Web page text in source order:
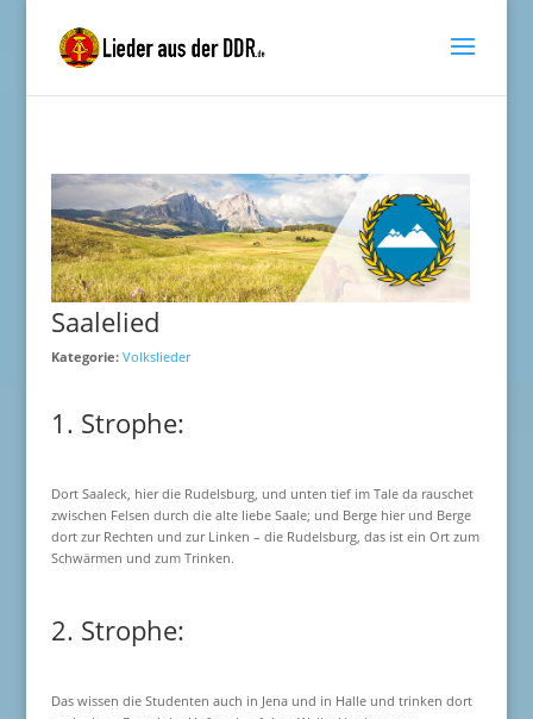
Saalelied
Kategorie: Volkslieder
1. Strophe:
Dort Saaleck, hier die Rudelsburg, und unten tief im Tale da rauschet
zwischen Felsen durch die alte liebe Saale; und Berge hier und Berge
dort zur Rechten und zur Linken – die Rudelsburg, das ist ein Ort zum
Schwärmen und zum Trinken.
2. Strophe:
Das wissen die Studenten auch in Jena und in Halle und trinken dort